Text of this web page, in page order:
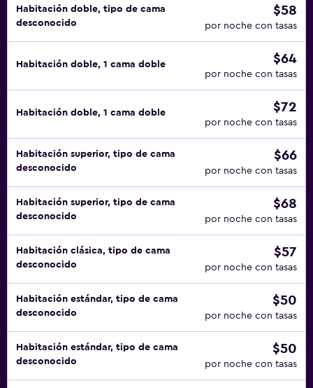
Habitación doble, tipo de cama
desconocido
$58
por noche con tasas
Habitación doble, 1 cama doble $64
por noche con tasas
Habitación doble, 1 cama doble $72
por noche con tasas
Habitación superior, tipo de cama
desconocido
$66
por noche con tasas
Habitación superior, tipo de cama
desconocido
$68
por noche con tasas
Habitación clásica, tipo de cama
desconocido
$57
por noche con tasas
Habitación estándar, tipo de cama
desconocido
$50
por noche con tasas
Habitación estándar, tipo de cama
desconocido
$50
por noche con tasas